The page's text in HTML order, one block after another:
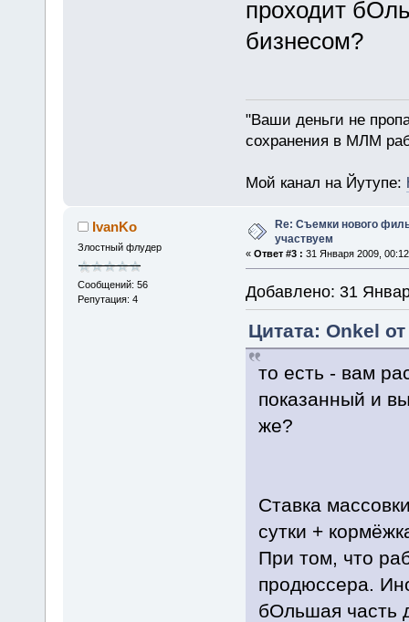
проходит
бизнесом?
"Ваши деньги не
сохранения в МЛМ
Мой канал на Йутупе:
IvanKo
Злостный флудер
Сообщений: 56
Репутация: 4
Re: Съемки нового
участвуем
« Ответ #3 : 31 Января 2009,
Добавлено: 31
Цитата: Onkel
то есть - вам
показанный и
же?
Ставка
сутки +
При том, что
продюссера.
бОльшая часть